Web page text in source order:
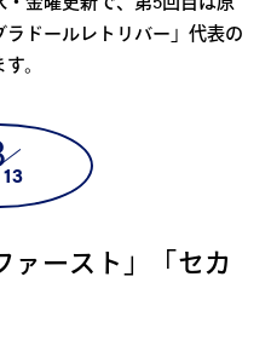
ドールレトリバー」代表の
。
13
ァースト」「セカ